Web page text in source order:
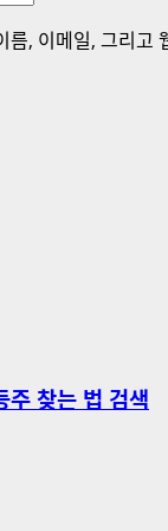
, 이메일, 그리고
주 찾는 법 검색